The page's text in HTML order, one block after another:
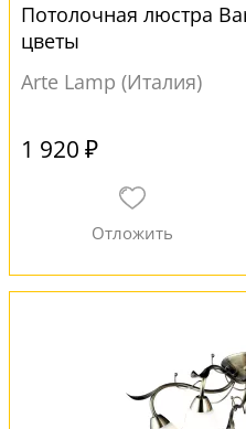
Потолочная люстра
цветы
Arte Lamp (Италия)
1 920 ₽